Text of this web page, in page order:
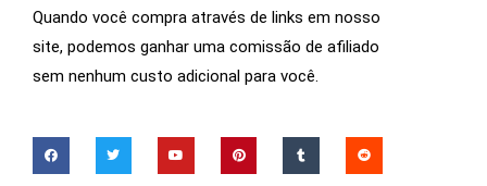
Quando você compra através de links em nosso
site, podemos ganhar uma comissão de afiliado
sem nenhum custo adicional para você.